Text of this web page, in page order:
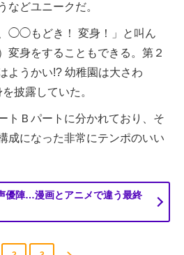
などユニークだ。
◯◯もどき！ 変身！」と叫ん
変身をすることもできる。第２
ようかい!? 幼稚園は大さわ
披露していた。
トＢパートに分かれており、そ
成になった非常にテンポのいい
優陣…漫画とアニメで違う最終